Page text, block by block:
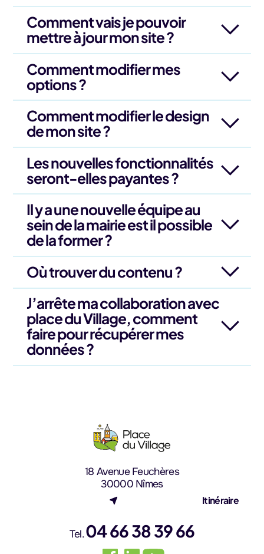
Comment vais je pouvoir
mettre à jour mon site ?
Comment modifier mes
options ?
Comment modifier le design
de mon site ?
Les nouvelles fonctionnalités
seront-elles payantes ?
Il y a une nouvelle équipe au
sein de la mairie est il possible
de la former ?
Où trouver du contenu ?
J’arrête ma collaboration avec
place du Village, comment
faire pour récupérer mes
données ?
18 Avenue Feuchères
30000 Nîmes
Itinéraire
Tel.04 66 38 39 66